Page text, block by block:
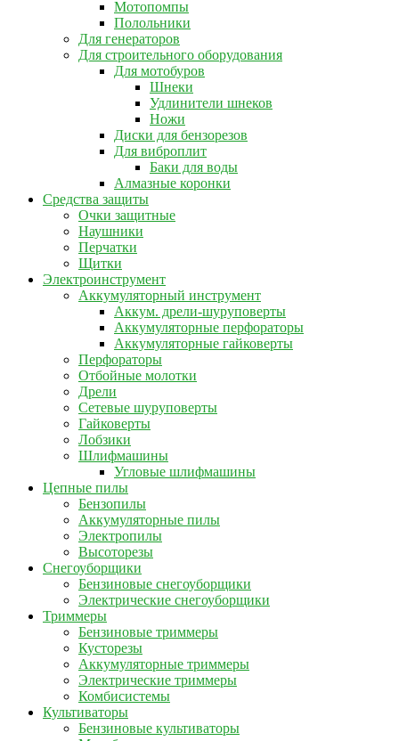
Мотопомпы
Полольники
Для генераторов
Для строительного оборудования
Для мотобуров
Шнеки
Удлинители шнеков
Ножи
Диски для бензорезов
Для виброплит
Баки для воды
Алмазные коронки
Средства защиты
Очки защитные
Наушники
Перчатки
Щитки
Электроинструмент
Аккумуляторный инструмент
Аккум. дрели-шуруповерты
Аккумуляторные перфораторы
Аккумуляторные гайковерты
Перфораторы
Отбойные молотки
Дрели
Сетевые шуруповерты
Гайковерты
Лобзики
Шлифмашины
Угловые шлифмашины
Цепные пилы
Бензопилы
Аккумуляторные пилы
Электропилы
Высоторезы
Снегоуборщики
Бензиновые снегоуборщики
Электрические снегоуборщики
Триммеры
Бензиновые триммеры
Кусторезы
Аккумуляторные триммеры
Электрические триммеры
Комбисистемы
Культиваторы
Бензиновые культиваторы